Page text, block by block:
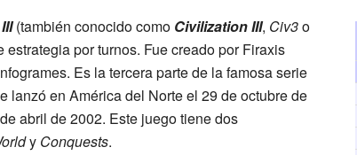
(también conocido como Civilization III, Civ3o
estrategia por turnos. Fue creado por Firaxis
Es la tercera parte de la famosa serie
lanzó en América del Norte el 29 de octubre de
abril de 2002. Este juego tiene dos
y Conquests.